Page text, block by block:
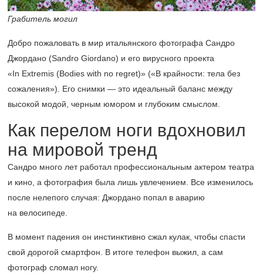
Грабитель могил
Добро пожаловать в мир итальянского фотографа Сандро
Джордано (Sandro Giordano) и его вирусного проекта
«In Extremis (Bodies with no regret)» («В крайности: тела без
сожаления»). Его снимки — это идеальный баланс между
высокой модой, черным юмором и глубоким смыслом.
Как перелом ноги вдохновил
на мировой тренд
Сандро много лет работал профессиональным актером театра
и кино, а фотография была лишь увлечением. Все изменилось
после нелепого случая: Джордано попал в аварию
на велосипеде.
В момент падения он инстинктивно сжал кулак, чтобы спасти
свой дорогой смартфон. В итоге телефон выжил, а сам
фотограф сломал ногу.